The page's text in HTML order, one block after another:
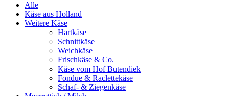
Alle
Käse aus Holland
Weitere Käse
Hartkäse
Schnittkäse
Weichkäse
Frischkäse & Co.
Käse vom Hof Butendiek
Fondue & Raclettekäse
Schaf- & Ziegenkäse